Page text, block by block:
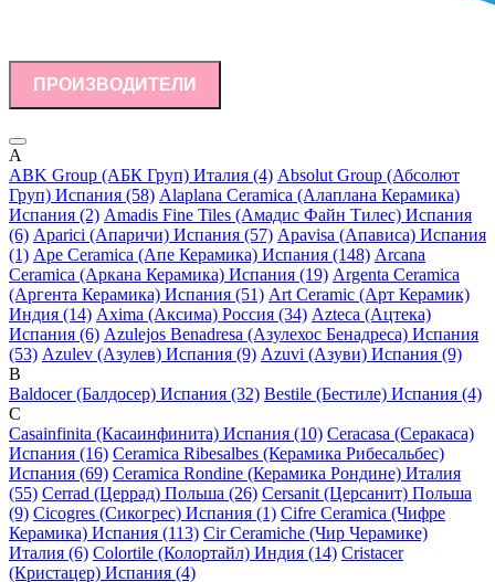
ПРОИЗВОДИТЕЛИ
A
ABK Group (АБК Груп) Италия (4) Absolut Group (Абсолют
Груп) Испания (58) Alaplana Ceramica (Алаплана Керамика)
Испания (2) Amadis Fine Tiles (Амадис Файн Тилес) Испания
(6) Aparici (Апаричи) Испания (57) Apavisa (Апависа) Испания
(1) Ape Ceramica (Апе Керамика) Испания (148) Arcana
Ceramica (Аркана Керамика) Испания (19) Argenta Ceramica
(Аргента Керамика) Испания (51) Art Ceramic (Арт Керамик)
Индия (14) Axima (Аксима) Россия (34) Azteca (Ацтека)
Испания (6) Azulejos Benadresa (Азулехос Бенадреса) Испания
(53) Azulev (Азулев) Испания (9) Azuvi (Азуви) Испания (9)
B
Baldocer (Балдосер) Испания (32) Bestile (Бестиле) Испания (4)
C
Casainfinita (Касаинфинита) Испания (10) Ceracasa (Серакаса)
Испания (16) Ceramica Ribesalbes (Керамика Рибесальбес)
Испания (69) Ceramica Rondine (Керамика Рондине) Италия
(55) Cerrad (Церрад) Польша (26) Cersanit (Церсанит) Польша
(9) Cicogres (Сикогрес) Испания (1) Cifre Ceramica (Чифре
Керамика) Испания (113) Cir Ceramiche (Чир Черамике)
Италия (6) Colortile (Колортайл) Индия (14) Cristacer
(Кристацер) Испания (4)